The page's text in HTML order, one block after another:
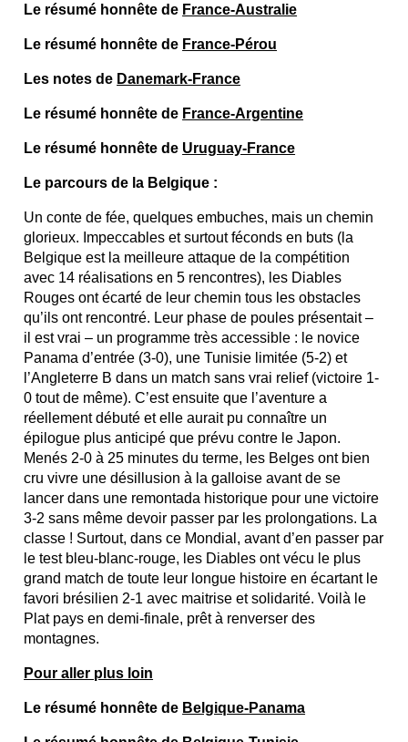
Le résumé honnête de France-Australie
Le résumé honnête de France-Pérou
Les notes de Danemark-France
Le résumé honnête de France-Argentine
Le résumé honnête de Uruguay-France
Le parcours de la Belgique :
Un conte de fée, quelques embuches, mais un chemin
glorieux. Impeccables et surtout féconds en buts (la
Belgique est la meilleure attaque de la compétition
avec 14 réalisations en 5 rencontres), les Diables
Rouges ont écarté de leur chemin tous les obstacles
qu’ils ont rencontré. Leur phase de poules présentait –
il est vrai – un programme très accessible : le novice
Panama d’entrée (3-0), une Tunisie limitée (5-2) et
l’Angleterre B dans un match sans vrai relief (victoire 1-
0 tout de même). C’est ensuite que l’aventure a
réellement débuté et elle aurait pu connaître un
épilogue plus anticipé que prévu contre le Japon.
Menés 2-0 à 25 minutes du terme, les Belges ont bien
cru vivre une désillusion à la galloise avant de se
lancer dans une remontada historique pour une victoire
3-2 sans même devoir passer par les prolongations. La
classe ! Surtout, dans ce Mondial, avant d’en passer par
le test bleu-blanc-rouge, les Diables ont vécu le plus
grand match de toute leur longue histoire en écartant le
favori brésilien 2-1 avec maitrise et solidarité. Voilà le
Plat pays en demi-finale, prêt à renverser des
montagnes.
Pour aller plus loin
Le résumé honnête de Belgique-Panama